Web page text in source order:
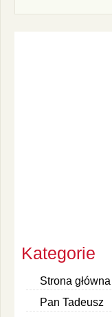
Kategorie
Strona główna
Pan Tadeusz